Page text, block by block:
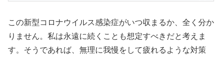
この新型コロナウイルス感染症がいつ収まるか、全く分か
りません。私は永遠に続くことも想定すべきだと考えま
す。そうであれば、無理に我慢をして疲れるような対策